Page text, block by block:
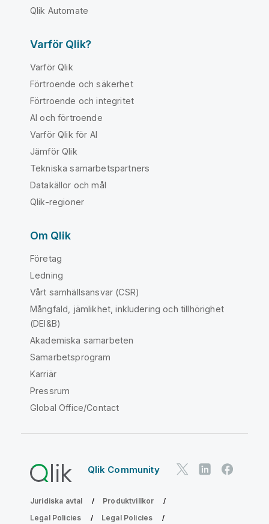
Qlik Automate
Varför Qlik?
Varför Qlik
Förtroende och säkerhet
Förtroende och integritet
AI och förtroende
Varför Qlik för AI
Jämför Qlik
Tekniska samarbetspartners
Datakällor och mål
Qlik-regioner
Om Qlik
Företag
Ledning
Vårt samhällsansvar (CSR)
Mångfald, jämlikhet, inkludering och tillhörighet
(DEI&B)
Akademiska samarbeten
Samarbetsprogram
Karriär
Pressrum
Global Office/Contact
Qlik Community
Juridiska avtal
Produktvillkor
Legal Policies
Legal Policies